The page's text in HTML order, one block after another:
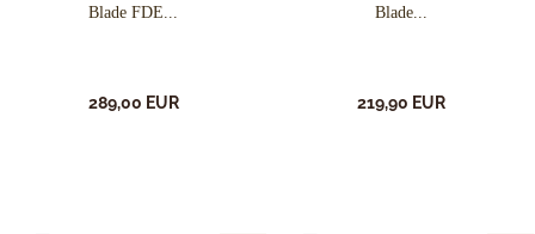
Blade FDE...
289,00 EUR
Blade...
219,90 EUR